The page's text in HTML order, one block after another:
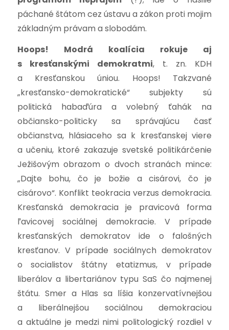
páchané štátom cez ústavu a zákon proti mojim
základným právam a slobodám.
Hoops! Modrá koalícia rokuje aj
s kresťanskými demokratmi, t. zn. KDH
a Kresťanskou úniou. Hoops! Takzvané
„kresťansko-demokratické“ subjekty sú
politická habaďúra a volebný ťahák na
občiansko-politicky sa správajúcu časť
občianstva, hlásiaceho sa k kresťanskej viere
a učeniu, ktoré zakazuje svetské politikárčenie
Ježišovým obrazom o dvoch stranách mince:
„Dajte bohu, čo je božie a cisárovi, čo je
cisárovo“. Konflikt teokracia verzus demokracia.
Kresťanská demokracia je pravicová forma
ľavicovej sociálnej demokracie. V prípade
kresťanských demokratov ide o falošných
kresťanov. V prípade sociálnych demokratov
o socialistov štátny etatizmus, v prípade
liberálov a libertariánov typu SaS čo najmenej
štátu. Smer a Hlas sa líšia konzervatívnejšou
a liberálnejšou sociálnou demokraciou
a aktuálne je medzi nimi politologický rozdiel v